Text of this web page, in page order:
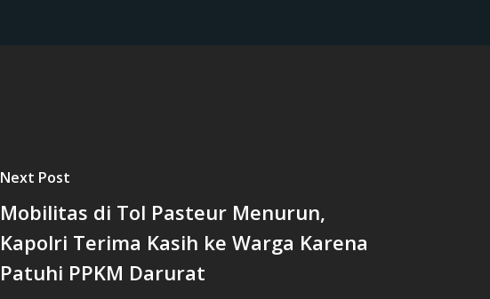
Next Post
Mobilitas di Tol Pasteur Menurun,
Kapolri Terima Kasih ke Warga Karena
Patuhi PPKM Darurat